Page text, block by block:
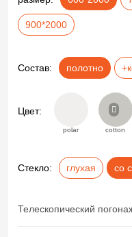
900*2000
Состав: полотно
Цвет:
polar cotton
Стекло: глухая со
Телескопический